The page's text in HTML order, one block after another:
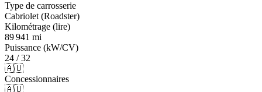
Type de carrosserie
Cabriolet (Roadster)
Kilométrage (lire)
89 941 mi
Puissance (kW/CV)
24 / 32
🇦🇺
Concessionnaires
🇦🇺